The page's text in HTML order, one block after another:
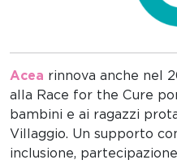
Acea rinnova anche nel
alla Race for the Cure
bambini e ai ragazzi
Villaggio. Un supporto
inclusione,